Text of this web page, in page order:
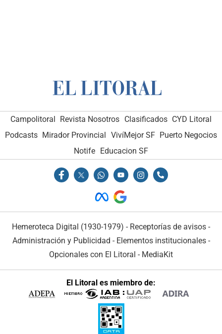
Campolitoral Revista Nosotros Clasificados CYD Litoral
Podcasts Mirador Provincial VivíMejor SF Puerto Negocios
Notife Educacion SF
Hemeroteca Digital (1930-1979) - Receptorías de avisos -
Administración y Publicidad - Elementos institucionales-
Opcionales con El Litoral - MediaKit
El Litoral es miembro de: